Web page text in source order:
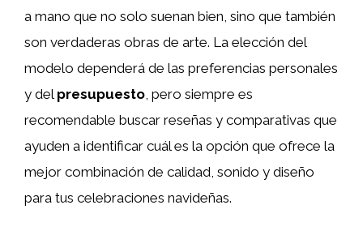
a mano que no solo suenan bien, sino que también
son verdaderas obras de arte. La elección del
modelo dependerá de las preferencias personales
y del presupuesto, pero siempre es
recomendable buscar reseñas y comparativas que
ayuden a identificar cuál es la opción que ofrece la
mejor combinación de calidad, sonido y diseño
para tus celebraciones navideñas.